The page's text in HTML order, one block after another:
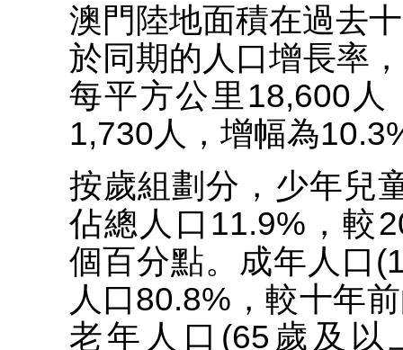
澳門陸地面積在過去
於同期的人口增長率
每平方公里18,600人
1,730人，增幅為
按歲組劃分，少年兒
佔總人口11.9%，較
個百分點。成年人口
人口80.8%，較十年
老年人口(65歲及以